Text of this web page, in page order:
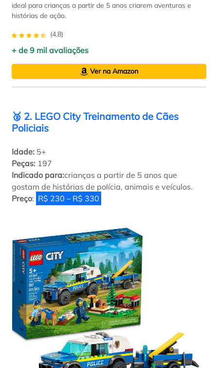
ideal para crianças a partir de 5 anos criarem aventuras e
histórias de ação.
(4.8)
+ de 9 mil avaliações
Ver na Amazon
🥈 2. LEGO City Treinamento de Cães
Policiais
Idade: 5+
Peças: 197
Indicado para:crianças a partir de 5 anos que
gostam de histórias de polícia, animais e veículos.
Preço: R$ 230 – R$ 330